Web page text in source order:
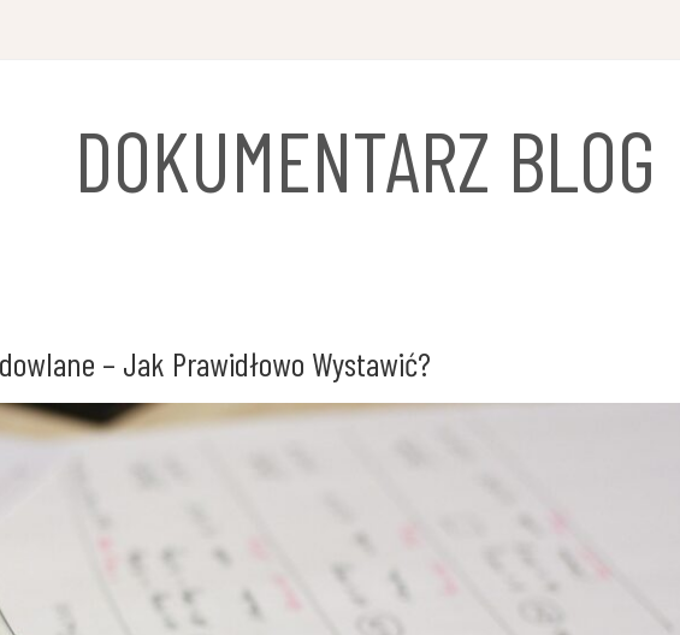
DOKUMENTARZ BLOG
– Jak Prawidłowo Wystawić?